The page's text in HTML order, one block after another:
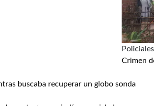
Policiales
Crimen
buscaba recuperar un globo sonda